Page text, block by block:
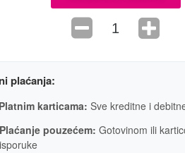
plaćanja:
karticama: Sve kreditne i
pouzećem: Gotovinom ili